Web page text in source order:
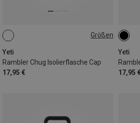
Größen
Yeti
Rambler Chug Isolierflasche Cap
17,95 €
ONE SIZE
Yeti
17,95
ONE